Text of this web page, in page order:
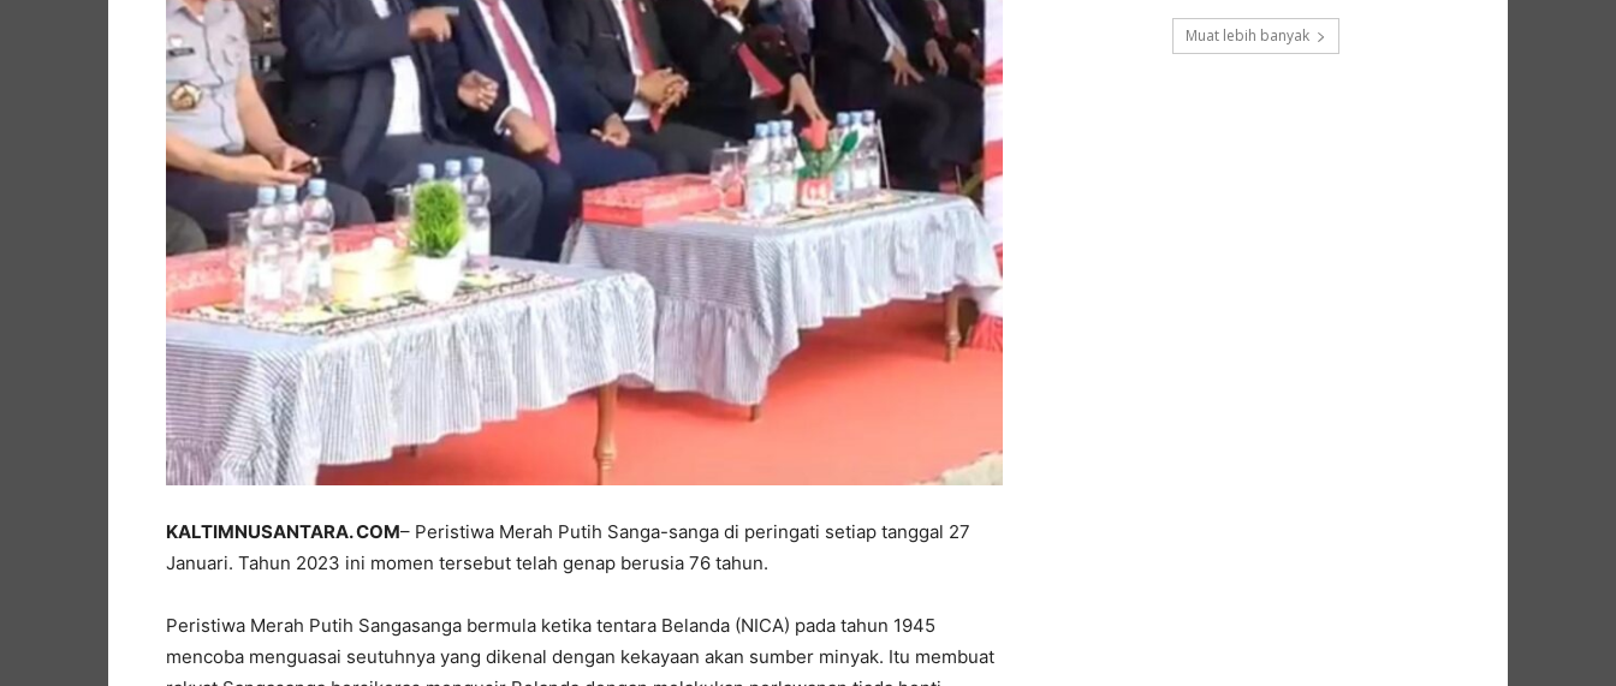
KALTIMNUSANTARA. COM– Peristiwa Merah Putih Sanga-sanga di peringati setiap tanggal 27
Januari. Tahun 2023 ini momen tersebut telah genap berusia 76 tahun.
Peristiwa Merah Putih Sangasanga bermula ketika tentara Belanda (NICA) pada tahun 1945
mencoba menguasai seutuhnya yang dikenal dengan kekayaan akan sumber minyak. Itu membuat
Muat lebih banyak